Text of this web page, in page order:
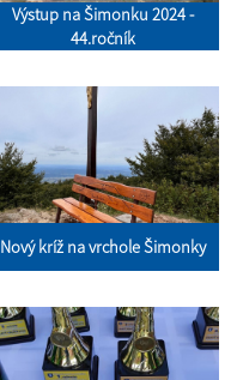
Výstup na Šimonku 2024 -
44.ročník
Nový kríž na vrchole Šimonky